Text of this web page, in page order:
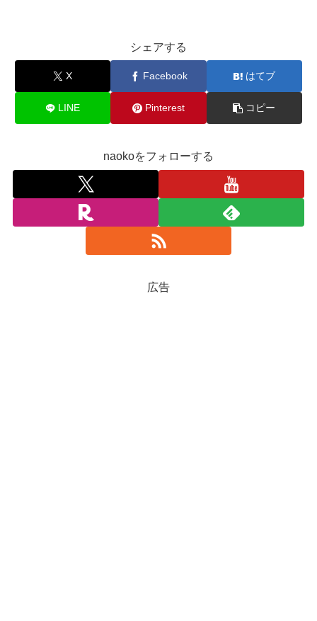
シェアする
X Facebook はてブ
LINE Pinterest コピー
naokoをフォローする
広告